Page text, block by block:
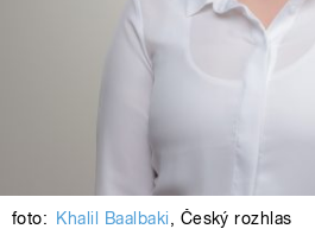
foto: Khalil Baalbaki, Český rozhlas